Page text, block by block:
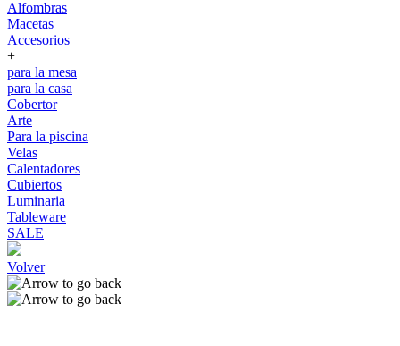
Alfombras
Macetas
Accesorios
+
para la mesa
para la casa
Cobertor
Arte
Para la piscina
Velas
Calentadores
Cubiertos
Luminaria
Tableware
SALE
Volver